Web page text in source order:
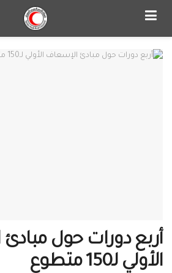
أربع دورات حول
الأولي لـ150 متطوع